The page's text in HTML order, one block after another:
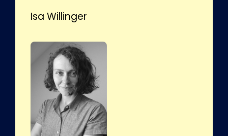
Isa Willinger